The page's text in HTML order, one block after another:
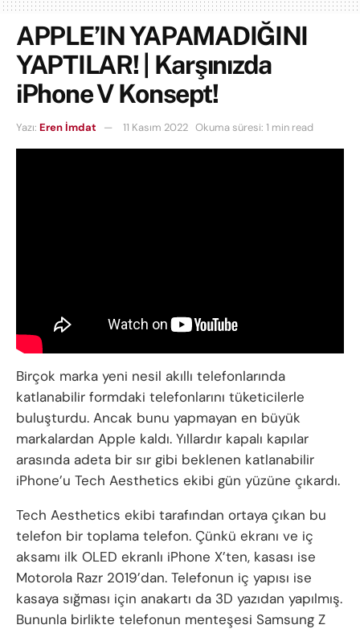
APPLE’IN YAPAMADIĞINI
YAPTILAR! | Karşınızda
iPhone V Konsept!
Yazı: Eren İmdat 11 Kasım 2022 Okuma süresi: 1 min read
Birçok marka yeni nesil akıllı telefonlarında
katlanabilir formdaki telefonlarını tüketicilerle
buluşturdu. Ancak bunu yapmayan en büyük
markalardan Apple kaldı. Yıllardır kapalı kapılar
arasında adeta bir sır gibi beklenen katlanabilir
iPhone’u Tech Aesthetics ekibi gün yüzüne çıkardı.
Tech Aesthetics ekibi tarafından ortaya çıkan bu
telefon bir toplama telefon. Çünkü ekranı ve iç
aksamı ilk OLED ekranlı iPhone X’ten, kasası ise
Motorola Razr 2019’dan. Telefonun iç yapısı ise
kasaya sığması için anakartı da 3D yazıdan yapılmış.
Bununla birlikte telefonun menteşesi Samsung Z